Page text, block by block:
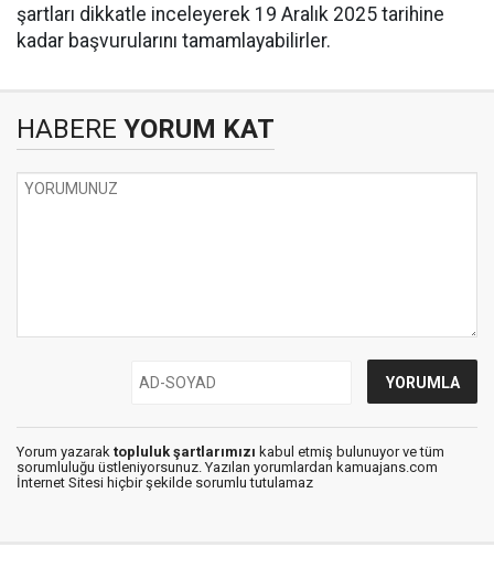
şartları dikkatle inceleyerek 19 Aralık 2025 tarihine
kadar başvurularını tamamlayabilirler.
HABERE YORUM KAT
Yorum yazarak topluluk şartlarımızı kabul etmiş bulunuyor ve tüm
sorumluluğu üstleniyorsunuz. Yazılan yorumlardan kamuajans.com
İnternet Sitesi hiçbir şekilde sorumlu tutulamaz